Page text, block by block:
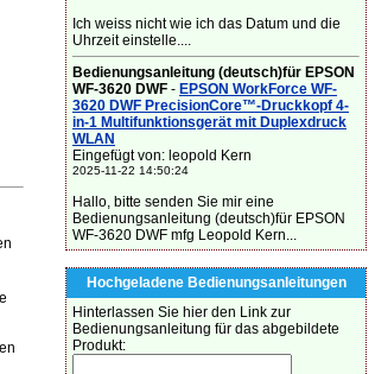
Ich weiss nicht wie ich das Datum und die
Uhrzeit einstelle....
Bedienungsanleitung (deutsch)für EPSON
WF-3620 DWF - EPSON WorkForce WF-
3620 DWF PrecisionCore™-Druckkopf 4-
in-1 Multifunktionsgerät mit Duplexdruck
WLAN
Eingefügt von: leopold Kern
2025-11-22 14:50:24
Hallo, bitte senden Sie mir eine
Bedienungsanleitung (deutsch)für EPSON
WF-3620 DWF mfg Leopold Kern...
Hochgeladene Bedienungsanleitungen
Hinterlassen Sie hier den Link zur
Bedienungsanleitung für das abgebildete
Produkt: